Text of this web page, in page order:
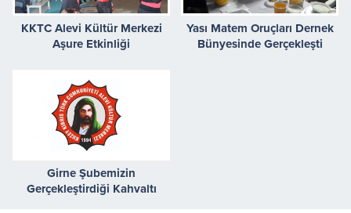
KKTC Alevi Kültür Merkezi
Aşure Etkinliği
Yası Matem Oruçları Dernek
Bünyesinde Gerçekleşti
Girne Şubemizin
Gerçekleştirdiği Kahvaltı